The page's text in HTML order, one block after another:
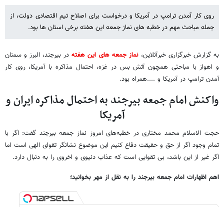
روی کار آمدن ترامپ در آمریکا و درخواست برای اصلاح تیم اقتصادی دولت، از
جمله مباحث مهم در خطبه های نماز جمعه این هفته برخی استان ها بود.
به گزارش خبرگزاری خبرآنلاین،نماز جمعه های این هفتهدر بیرجند، البرز و سمنان
و اهواز با مباحثی همچون آتش بس در غزه، احتمال مذاکره با آمریکا، روی کار
آمدن ترامپ در آمریکا و ....همراه بود.
واکنش امام جمعه بیرجند به احتمال مذاکره ایران و
آمریکا
حجت الاسلام محمد مختاری در خطبه‌های امروز نماز جمعه بیرجند گفت: اگر با
تمام وجود اگر از حق و حقیقت دفاع کنیم این موضوع نشانگر تقوای الهی است اما
اگر غیر از این باشد، بی تقوایی است که عذاب دنیوی و اخروی را به دنبال دارد.
اهم اظهارات امام جمعه بیرجند را به نقل از مهر بخوانید؛